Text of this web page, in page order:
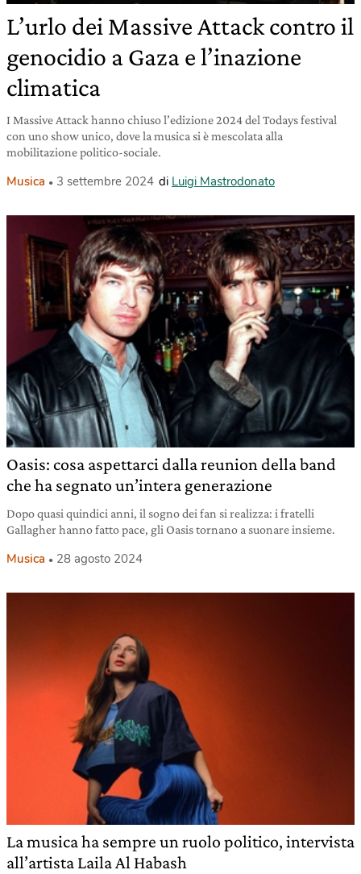
L’urlo dei Massive Attack contro il
genocidio a Gaza e l’inazione
climatica
I Massive Attack hanno chiuso l’edizione 2024 del Todays festival
con uno show unico, dove la musica si è mescolata alla
mobilitazione politico-sociale.
Musica 3 settembre 2024 di Luigi Mastrodonato
Oasis: cosa aspettarci dalla reunion della band
che ha segnato un’intera generazione
Dopo quasi quindici anni, il sogno dei fan si realizza: i fratelli
Gallagher hanno fatto pace, gli Oasis tornano a suonare insieme.
Musica 28 agosto 2024
La musica ha sempre un ruolo politico, intervista
all’artista Laila Al Habash